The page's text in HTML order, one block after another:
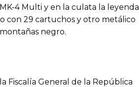
4 Multi y en la culata la leyenda
con 29 cartuchos y otro metálico
negro.
Fiscalía General de la República